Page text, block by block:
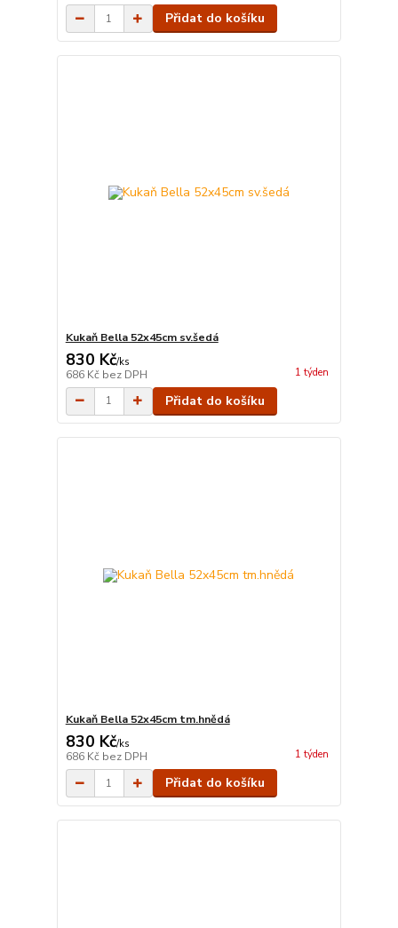
Přidat do košíku
Kukaň Bella 52x45cm sv.šedá
830 Kč/ks
686 Kč bez DPH 1 týden
Přidat do košíku
Kukaň Bella 52x45cm tm.hnědá
830 Kč/ks
686 Kč bez DPH 1 týden
Přidat do košíku